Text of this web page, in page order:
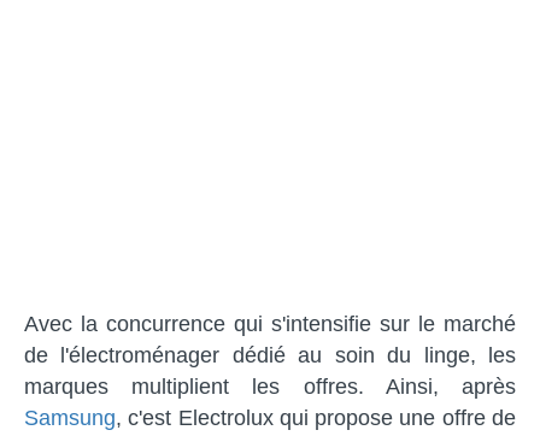
Avec la concurrence qui s'intensifie sur le marché
de l'électroménager dédié au soin du linge, les
marques multiplient les offres. Ainsi, après
Samsung, c'est Electrolux qui propose une offre de